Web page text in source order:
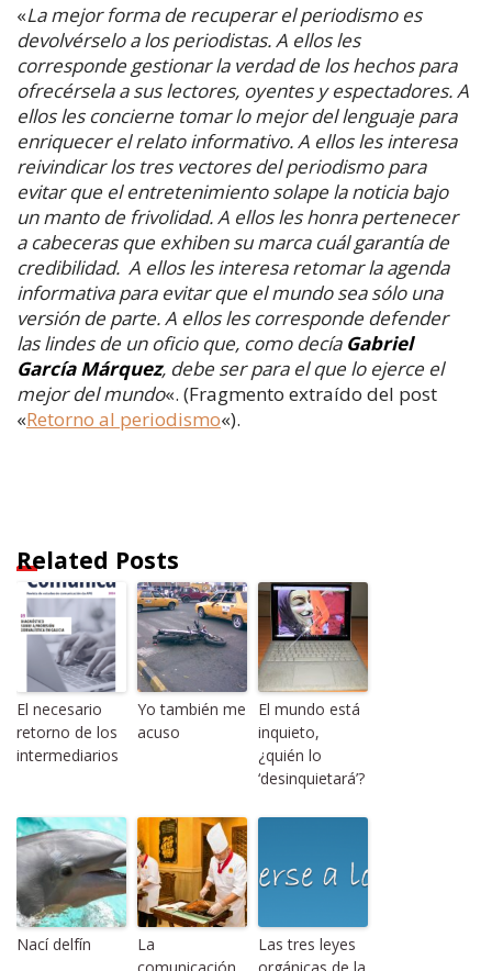
«La mejor forma de recuperar el periodismo es
devolvérselo a los periodistas. A ellos les
corresponde gestionar la verdad de los hechos para
ofrecérsela a sus lectores, oyentes y espectadores. A
ellos les concierne tomar lo mejor del lenguaje para
enriquecer el relato informativo. A ellos les interesa
reivindicar los tres vectores del periodismo para
evitar que el entretenimiento solape la noticia bajo
un manto de frivolidad. A ellos les honra pertenecer
a cabeceras que exhiben su marca cuál garantía de
credibilidad. A ellos les interesa retomar la agenda
informativa para evitar que el mundo sea sólo una
versión de parte. A ellos les corresponde defender
las lindes de un oficio que, como decía Gabriel
García Márquez, debe ser para el que lo ejerce el
mejor del mundo«. (Fragmento extraído del post
«Retorno al periodismo«).
Related Posts
El necesario
retorno de los
intermediarios
Yo también me
acuso
El mundo está
inquieto,
¿quién lo
‘desinquietará’?
Nací delfín
La
Las tres leyes